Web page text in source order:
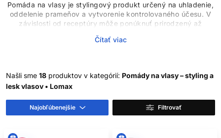
Pomáda na vlasy je stylingový produkt určený na uhladenie,
oddelenie prameňov a vytvorenie kontrolovaného účesu. V
závislosti od receptúry môže ponúknuť prirodzený až
prepracovateľnosti. Pomády na vlasy sa používajú najmä pri
VODNÁ, VOSKOVÁ A
OLEJOVÁ BÁZA
a môžu poskytovať čistejší, pevnejší výsledok. Tradičné
Čítať viac
Našli sme 18 produktov v kategórií: Pomády na vlasy – styling a
lesk vlasov • Lomax
Najobľúbenejšie Filtrovať